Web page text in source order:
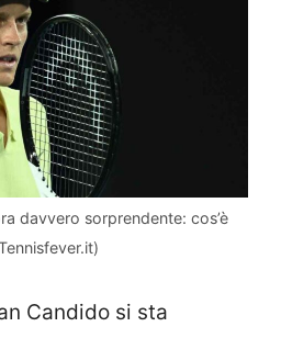
davvero sorprendente: cos’è
Candido si sta